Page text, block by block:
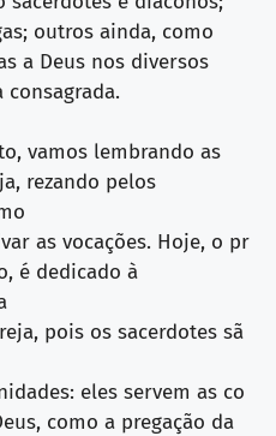
outros ainda, como
a Deus nos diversos
vamos lembrando as
rezando pelos
as vocações. Hoje, o pr
é dedicado à
pois os sacerdotes sã
eles servem as co
como a pregação da